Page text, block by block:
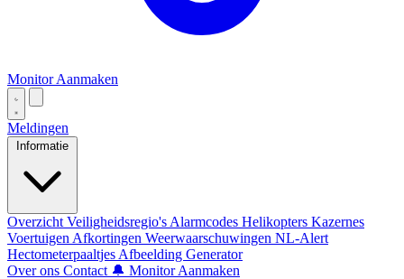
Monitor Aanmaken
Meldingen
Informatie
Overzicht Veiligheidsregio's Alarmcodes Helikopters Kazernes
Voertuigen Afkortingen Weerwaarschuwingen NL-Alert
Hectometerpaaltjes Afbeelding Generator
Over ons Contact 🔔 Monitor Aanmaken